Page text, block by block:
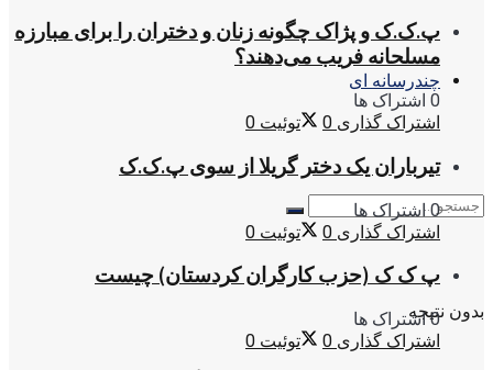
چندرسانه ای
بدون نتیجه
پ.ک.ک و پژاک چگونه زنان و دختران را برای مبارزه
مسلحانه فریب می‌دهند؟
0 اشتراک ها
اشتراک گذاری 0 توئیت 0
تیرباران یک دختر گریلا از سوی پ.ک.ک
0 اشتراک ها
اشتراک گذاری 0 توئیت 0
پ ک ک (حزب کارگران کردستان) چیست
0 اشتراک ها
اشتراک گذاری 0 توئیت 0